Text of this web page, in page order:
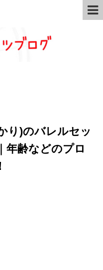
り)のバレルセッ
年齢などのプロ